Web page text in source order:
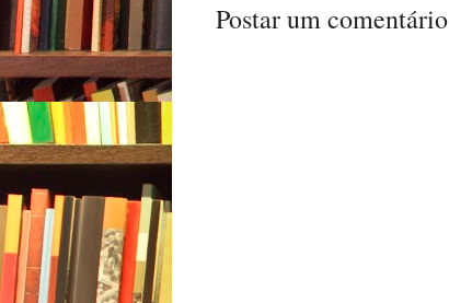
Postar um comentário